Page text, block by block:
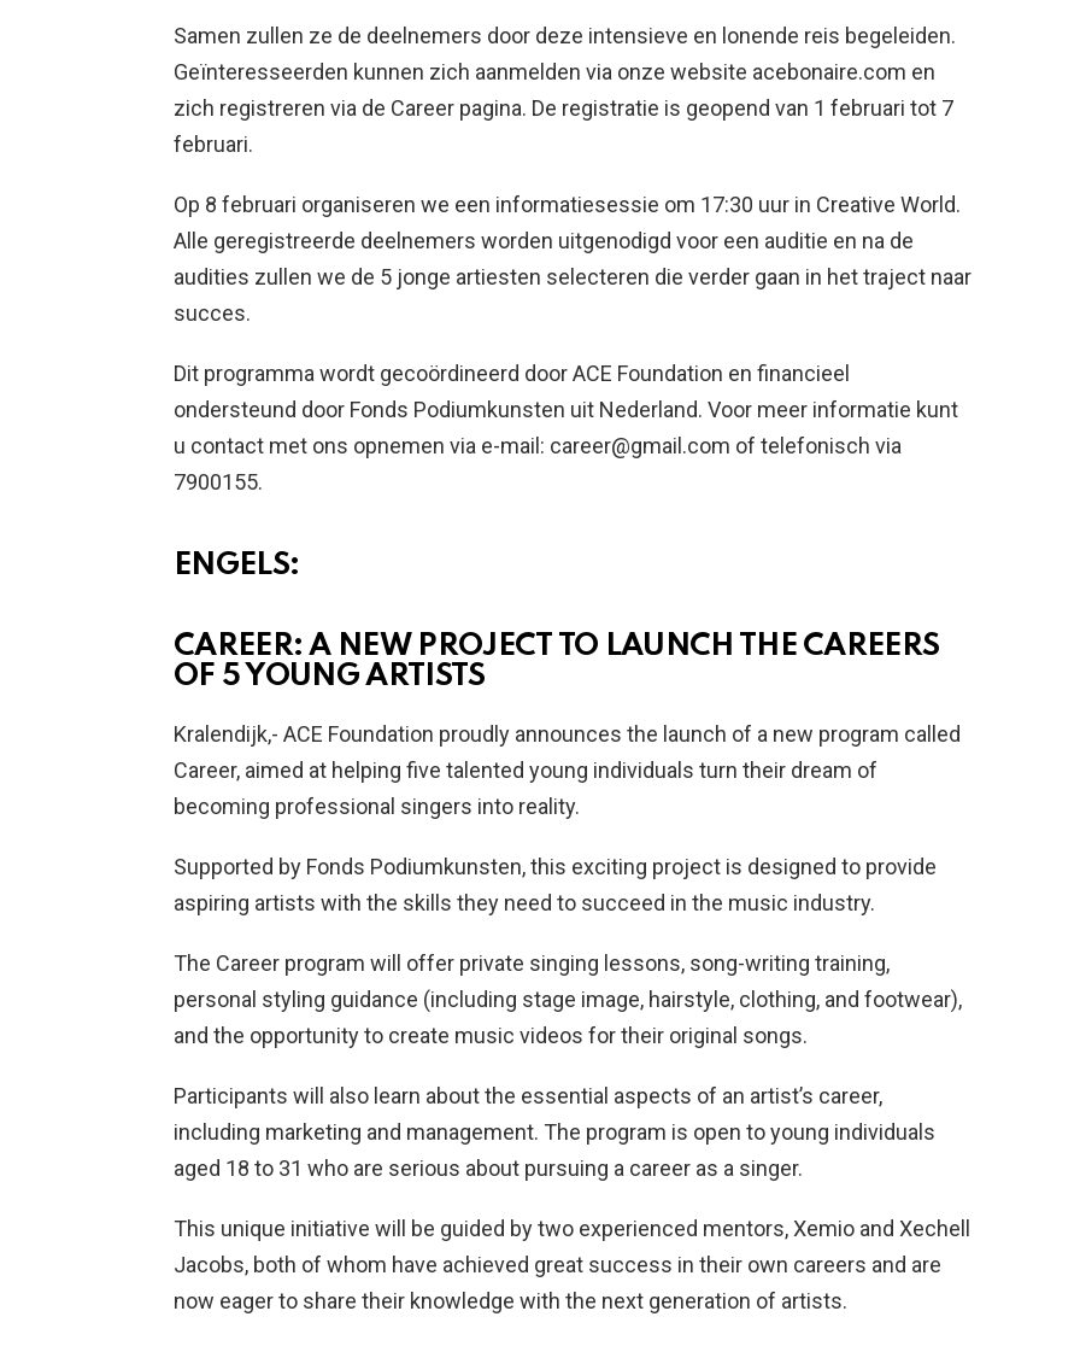
Samen zullen ze de deelnemers door deze intensieve en lonende reis begeleiden.
Geïnteresseerden kunnen zich aanmelden via onze website acebonaire.com en
zich registreren via de Career pagina. De registratie is geopend van 1 februari tot 7
februari.
Op 8 februari organiseren we een informatiesessie om 17:30 uur in Creative World.
Alle geregistreerde deelnemers worden uitgenodigd voor een auditie en na de
audities zullen we de 5 jonge artiesten selecteren die verder gaan in het traject naar
succes.
Dit programma wordt gecoördineerd door ACE Foundation en financieel
ondersteund door Fonds Podiumkunsten uit Nederland. Voor meer informatie kunt
u contact met ons opnemen via e-mail: career@gmail.com of telefonisch via
7900155.
ENGELS:
CAREER: A NEW PROJECT TO LAUNCH THE CAREERS
OF 5 YOUNG ARTISTS
Kralendijk,- ACE Foundation proudly announces the launch of a new program called
Career, aimed at helping five talented young individuals turn their dream of
becoming professional singers into reality.
Supported by Fonds Podiumkunsten, this exciting project is designed to provide
aspiring artists with the skills they need to succeed in the music industry.
The Career program will offer private singing lessons, song-writing training,
personal styling guidance (including stage image, hairstyle, clothing, and footwear),
and the opportunity to create music videos for their original songs.
Participants will also learn about the essential aspects of an artist’s career,
including marketing and management. The program is open to young individuals
aged 18 to 31 who are serious about pursuing a career as a singer.
This unique initiative will be guided by two experienced mentors, Xemio and Xechell
Jacobs, both of whom have achieved great success in their own careers and are
now eager to share their knowledge with the next generation of artists.